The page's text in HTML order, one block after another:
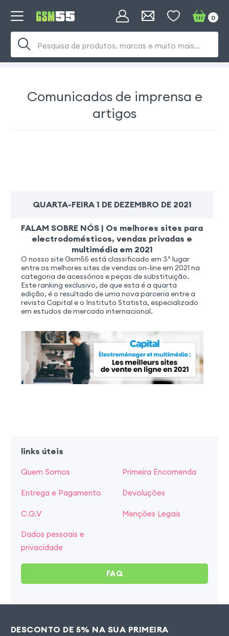
Pesquisa de produtos, marcas e muito mais...
0
Comunicados de imprensa e
artigos
QUARTA-FEIRA 1 DE DEZEMBRO DE 2021
FALAM SOBRE NÓS | Os melhores sites para
electrodomésticos, vendas privadas e
multimédia em 2021
O nosso site Gsm55 está classificado em 3º lugar
entre os melhores sites de vendas on-line em 2021 na
categoria de acessórios e peças de substituição.
Este ranking exclusivo, de que esta é a quarta
edição, é o resultado de uma nova parceria entre a
revista Capital e o Instituto Statista, especializado
em estudos de mercado internacional.
links úteis
Quem Somos Primeira Encomenda
Entrega e Pagamento Devoluções
C.G.V Menções Legais
Dados pessoais e
privacidade
FAQ
DESCONTO DE 5% NA SUA PRIMEIRA